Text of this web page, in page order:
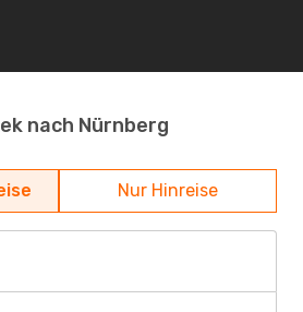
nach Nürnberg
Nur Hinreise